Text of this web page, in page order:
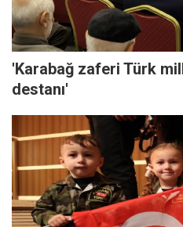
'Karabağ zaferi Türk
destanı'